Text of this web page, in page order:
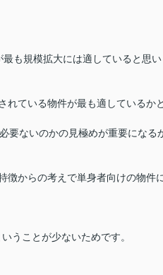
も規模拡大には適していると思い
れている物件が最も適しているか
要ないのかの見極めが重要になる
徴からの考えで単身者向けの物件
うことが少ないためです。